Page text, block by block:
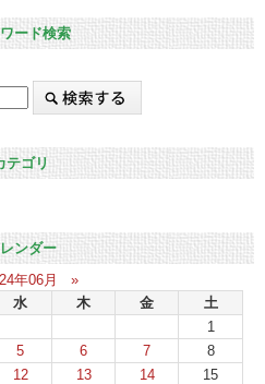
ード検索
テゴリ
ンダー
年06月
»
水 木 金
土
1
5 6 7
8
12 13 14
15